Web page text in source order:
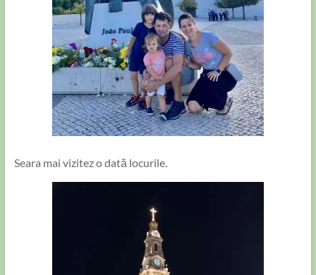
Seara mai vizitez o dată locurile.